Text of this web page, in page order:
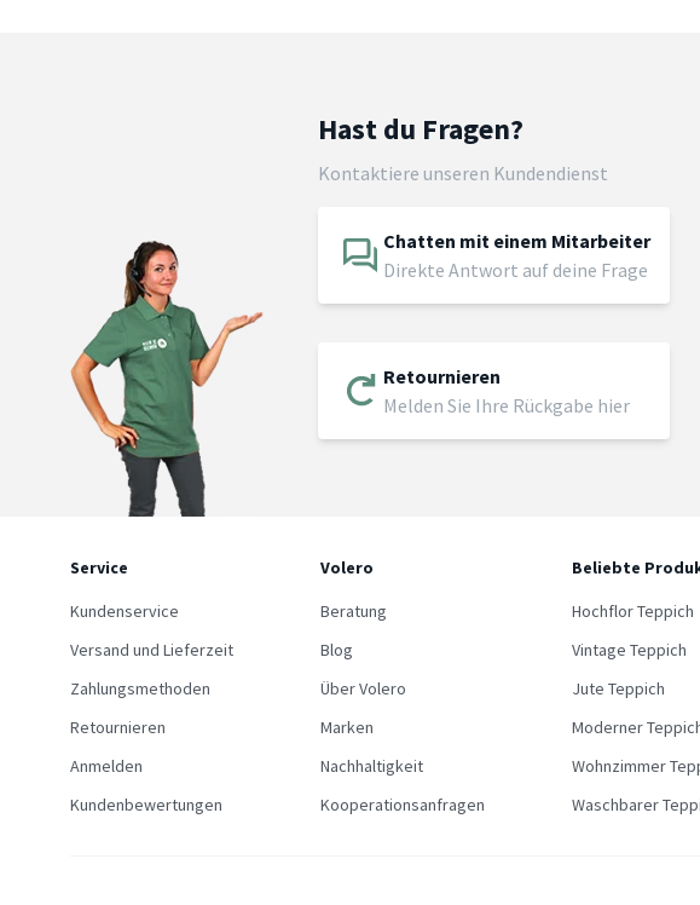
Hast du Fragen?
Kontaktiere unseren Kundendienst
Chatten mit einem Mitarbeiter
Direkte Antwort auf deine Frage
Retournieren
Melden Sie Ihre Rückgabe hier
Service
Kundenservice
Versand und Lieferzeit
Zahlungsmethoden
Retournieren
Anmelden
Kundenbewertungen
Volero
Beratung
Blog
Über Volero
Marken
Nachhaltigkeit
Kooperationsanfragen
Beliebte
Hochflor Teppich
Vintage Teppich
Jute Teppich
Moderner
Wohnzimmer
Waschbarer